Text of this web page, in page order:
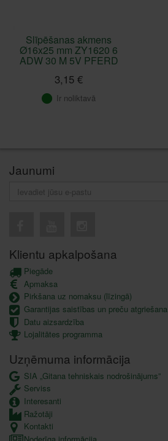
Slīpēšanas akmens
Ø16x25 mm ZY1620 6
ADW 30 M 5V PFERD
3,15 €
Ir noliktavā
Jaunumi
Klientu apkalpošana
Piegāde
Apmaksa
Pirkšana uz nomaksu (līzingā)
Garantijas saistības un preču atgriešana
Datu aizsardzība
Lojalitātes programma
Uzņēmuma informācija
SIA „Gitana tehniskais nodrošinājums”
Serviss
Interesanti
Ražotāji
Kontakti